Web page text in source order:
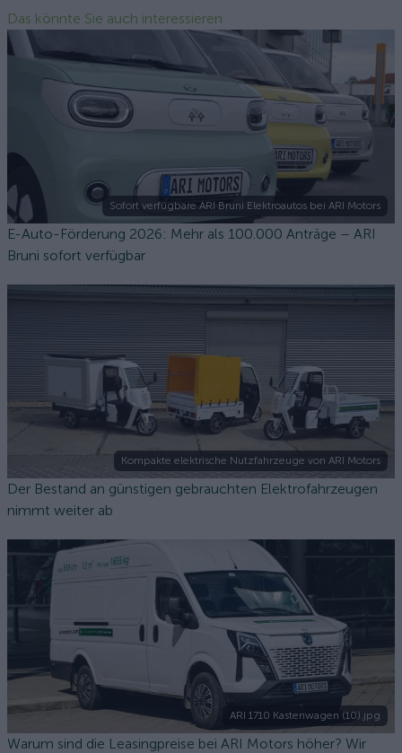
Das könnte Sie auch interessieren
Sofort verfügbare ARI Bruni Elektroautos bei ARI Motors
E-Auto-Förderung 2026: Mehr als 100.000 Anträge – ARI
Bruni sofort verfügbar
Kompakte elektrische Nutzfahrzeuge von ARI Motors
Der Bestand an günstigen gebrauchten Elektrofahrzeugen
nimmt weiter ab
ARI 1710 Kastenwagen (10).jpg
Warum sind die Leasingpreise bei ARI Motors höher? Wir